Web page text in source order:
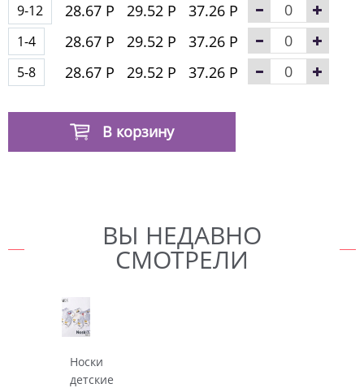
9-12 28.67 Р 29.52 Р 37.26 Р
1-4 28.67 Р 29.52 Р 37.26 Р
5-8 28.67 Р 29.52 Р 37.26 Р
В корзину
ВЫ НЕДАВНО
СМОТРЕЛИ
Носки
детские